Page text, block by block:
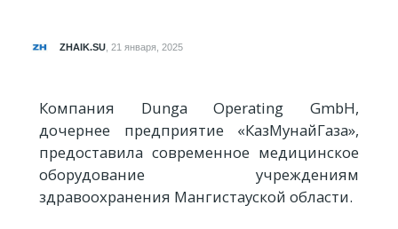
ZHAIK.SU 21 января, 2025
Компания Dunga Operating GmbH,
дочернее предприятие «КазМунайГаза»,
предоставила современное медицинское
оборудование учреждениям
здравоохранения Мангистауской области.